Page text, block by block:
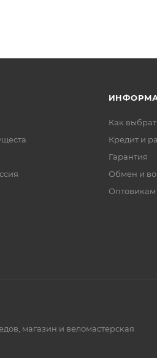
Как
Кредит и
Гарантия
Обмен и
Оптовикам
магазин и веломастерская